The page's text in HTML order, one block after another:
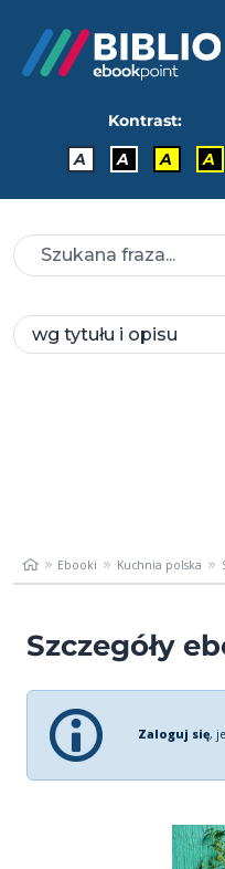
Kontrast:
A
A A A
Ebooki Kuchnia polska
Szczegóły
Zaloguj się,